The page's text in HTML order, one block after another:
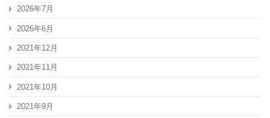
2026年7月
2026年6月
2021年12月
2021年11月
2021年10月
2021年9月